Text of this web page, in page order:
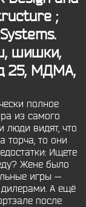
;
шишки,
25, МДМА,
полное
из самого
люди видят, что
торча, то они
Ищете
Жене было
игры —
А ещё
после